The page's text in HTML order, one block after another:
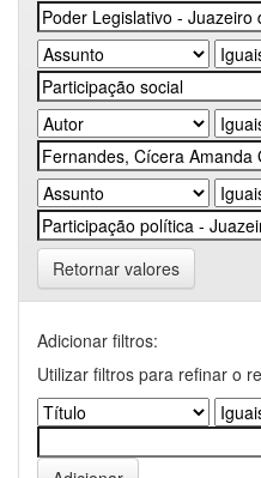
Retornar valores
Adicionar filtros:
Utilizar filtros para refinar o